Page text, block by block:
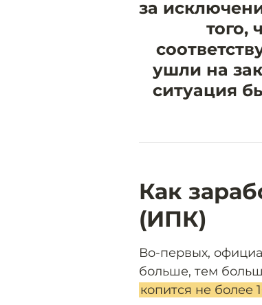
за
того,
ушли на
ситуация
Как
(ИПК)
Во-первых,
больше, тем
копится не более